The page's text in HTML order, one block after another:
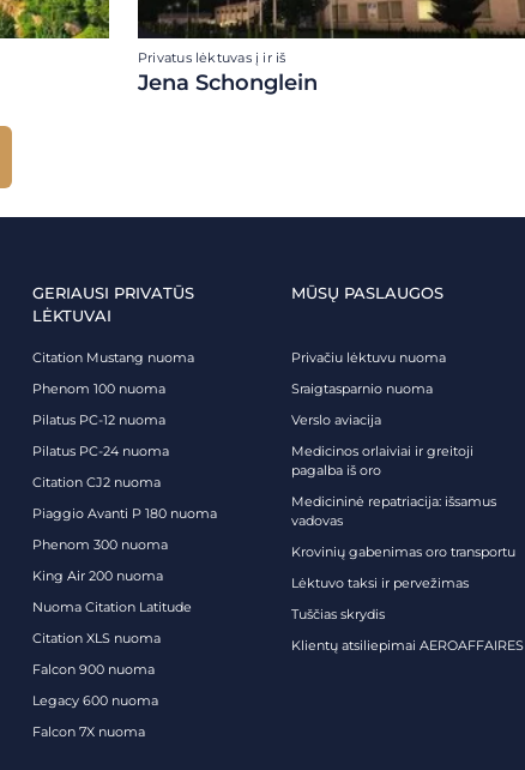
Privatus lėktuvas į ir iš
Jena Schonglein
GERIAUSI PRIVATŪS
LĖKTUVAI
Citation Mustang nuoma
Phenom 100 nuoma
Pilatus PC-12 nuoma
Pilatus PC-24 nuoma
Citation CJ2 nuoma
Piaggio Avanti P 180 nuoma
Phenom 300 nuoma
King Air 200 nuoma
Nuoma Citation Latitude
Citation XLS nuoma
Falcon 900 nuoma
Legacy 600 nuoma
Falcon 7X nuoma
MŪSŲ PASLAUGOS
Privačiu lėktuvu nuoma
Sraigtasparnio nuoma
Verslo aviacija
Medicinos orlaiviai ir greitoji
pagalba iš oro
Medicininė repatriacija: išsamus
vadovas
Krovinių gabenimas oro transportu
Lėktuvo taksi ir pervežimas
Tuščias skrydis
Klientų atsiliepimai AEROAFFAIRES